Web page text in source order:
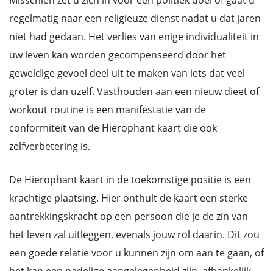
regelmatig naar een religieuze dienst nadat u dat jaren
niet had gedaan. Het verlies van enige individualiteit in
uw leven kan worden gecompenseerd door het
geweldige gevoel deel uit te maken van iets dat veel
groter is dan uzelf. Vasthouden aan een nieuw dieet of
workout routine is een manifestatie van de
conformiteit van de Hierophant kaart die ook
zelfverbetering is.
De Hierophant kaart in de toekomstige positie is een
krachtige plaatsing. Hier onthult de kaart een sterke
aantrekkingskracht op een persoon die je de zin van
het leven zal uitleggen, evenals jouw rol daarin. Dit zou
een goede relatie voor u kunnen zijn om aan te gaan, of